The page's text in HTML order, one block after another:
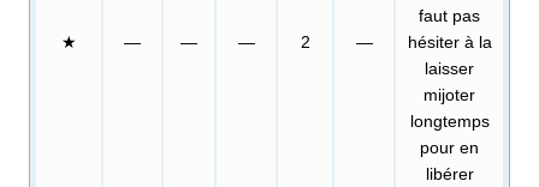
★ — — — 2 —
faut pas
hésiter à la
laisser
mijoter
longtemps
pour en
libérer